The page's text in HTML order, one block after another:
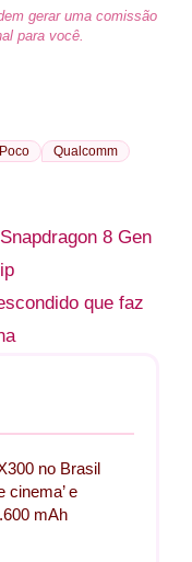
gerar uma comissão
para você.
Poco
Qualcomm
8 Gen
que faz
no Brasil
cinema’ e
mAh